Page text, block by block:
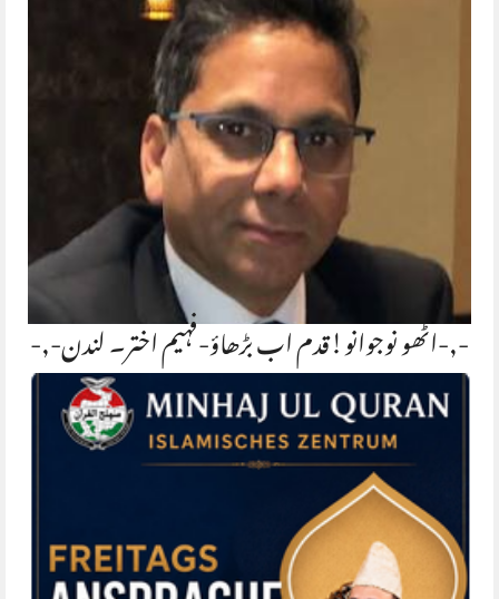
-,-اٹھو نوجوانو!قدم اب بڑھاؤ-فہیم اختر۔ لندن-,-